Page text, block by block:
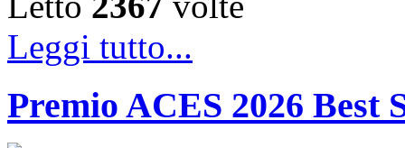
Leggi tutto...
Premio ACES 2026 Best